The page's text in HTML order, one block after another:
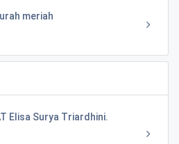
meriah
Elisa Surya Triardhini.